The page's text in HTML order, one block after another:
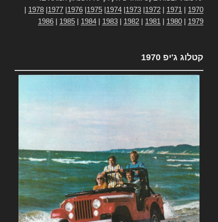
1970
1971
1972
1973
1974
1975
1976
1977
1978
1979
1980
1981
1982
1983
1984
1985
1986
קטלוג ג'יפ 1970